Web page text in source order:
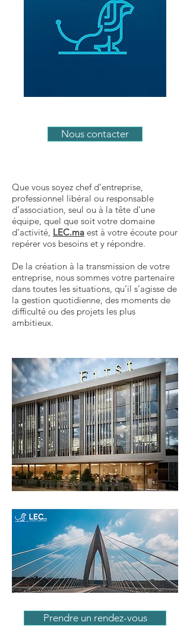
Nous contacter
Que vous soyez chef d’entreprise,
professionnel libéral ou responsable
d’association, seul ou à la tête d’une
équipe, quel que soit votre domaine
d’activité, LEC.ma est à votre écoute pour
repérer vos besoins et y répondre.
De la création à la transmission de votre
entreprise, nous sommes votre partenaire
dans toutes les situations, qu’il s’agisse de
la gestion quotidienne, des moments de
difficulté ou des projets les plus
ambitieux.
Prendre un rendez-vous